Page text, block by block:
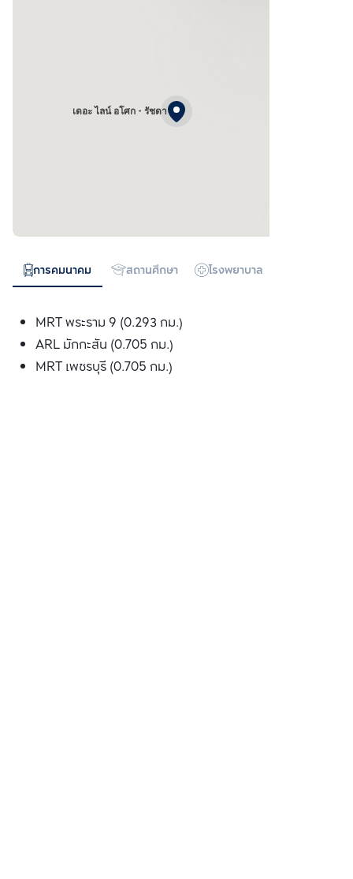
เดอะ ไลน์ อโศก - รัชดา
การคมนาคม สถานศึกษา โรงพยาบาล
MRT พระราม 9 (0.293 กม.)
ARL มักกะสัน (0.705 กม.)
MRT เพชรบุรี (0.705 กม.)